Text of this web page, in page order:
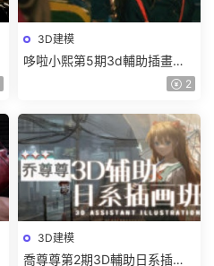
3D建模
哆啦小熙第5期3d輔助插畫班
2023年【畫質不錯有大部分素
2
3D建模
喬尊尊第2期3D輔助日系插圖